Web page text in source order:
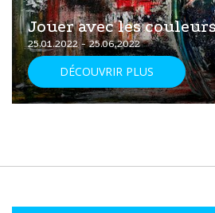
Jouer avec les
25.01.2022 - 25.06.2022
DÉCOUVRIR PLUS